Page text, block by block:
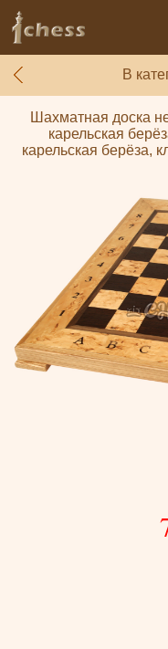
В
Шахматная доска
карельская
карельская берёза,